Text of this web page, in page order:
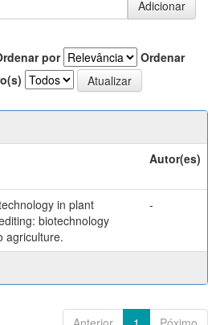
por
Ordenar
Autor(es)
in plant
biotechnology
agriculture.
-